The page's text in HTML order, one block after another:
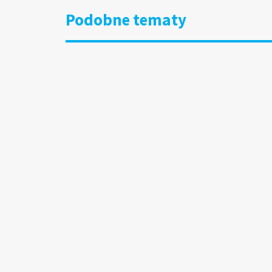
Podobne tematy